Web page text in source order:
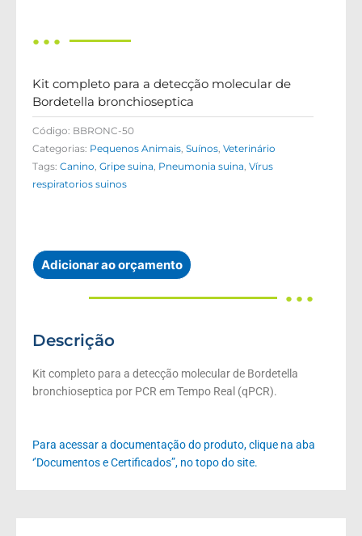
● ● ●
Kit completo para a detecção molecular de
Bordetella bronchioseptica
Código: BBRONC-50
Categorias: Pequenos Animais Suínos Veterinário
Tags: Canino Gripe suina Pneumonia suina Vírus
respiratorios suinos
Adicionar ao orçamento
● ● ●
Descrição
Kit completo para a detecção molecular de Bordetella
bronchioseptica por PCR em Tempo Real (qPCR).
Para acessar a documentação do produto, clique na aba
‘’Documentos e Certificados”, no topo do site.